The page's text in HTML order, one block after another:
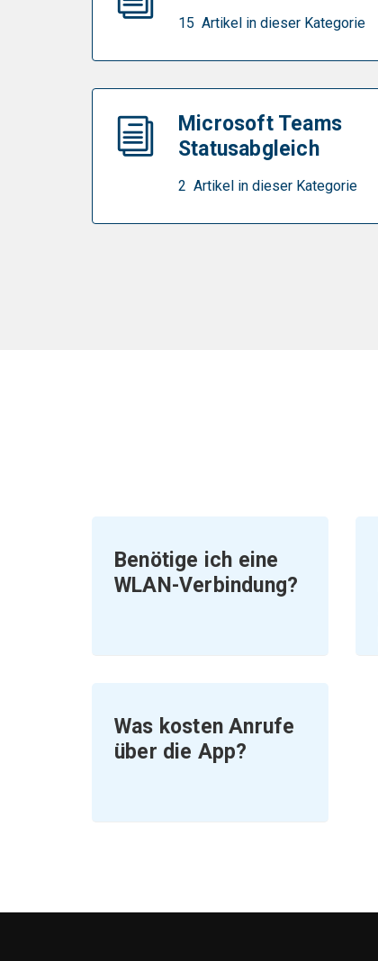
15 Artikel in dieser Kategorie
Microsoft Teams
Statusabgleich
2 Artikel in dieser Kategorie
Benötige ich eine
WLAN-Verbindung?
Was kosten Anrufe
über die App?